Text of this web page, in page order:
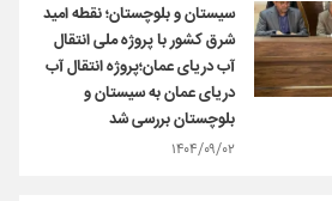
سیستان و بلوچستان؛ نقطه امید
شرق کشور با پروژه ملی انتقال
آب دریای عمان؛پروژه انتقال آب
دریای عمان به سیستان و
بلوچستان بررسی شد
۱۴۰۴/۰۹/۰۲